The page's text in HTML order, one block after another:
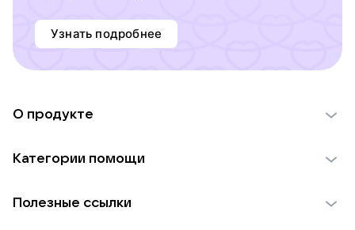
Узнать подробнее
О продукте
Использование материалов
Категории помощи
Полезные ссылки